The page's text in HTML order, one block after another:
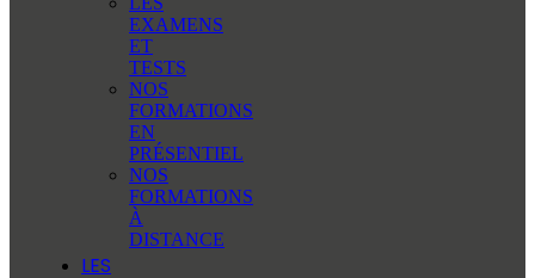
EXAMENS
ET
TESTS
NOS
FORMATIONS
EN
PRÉSENTIEL
NOS
FORMATIONS
À
DISTANCE
LES